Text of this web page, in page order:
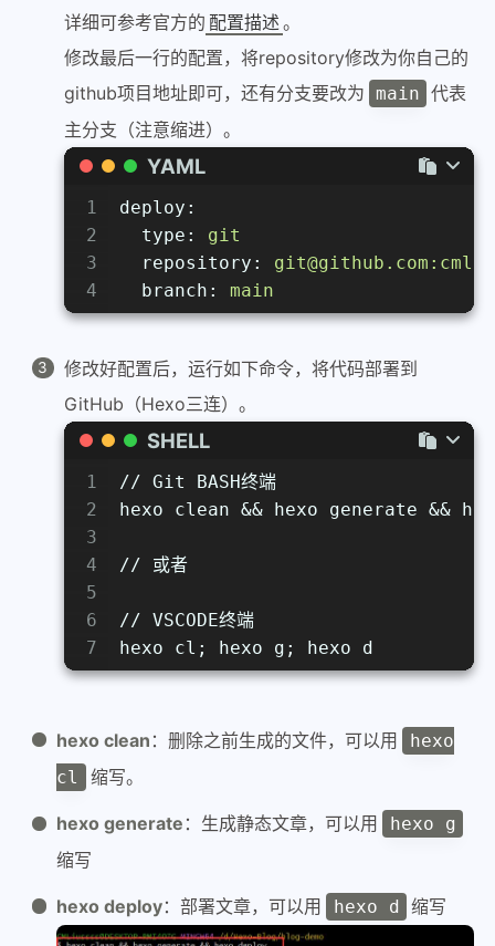
详细可参考官方的 配置描述 。
修改最后一行的配置，将repository修改为你自己的
github项目地址即可，还有分支要改为
main 代表
主分支（注意缩进）。
YAML
1
2
3
4
deploy:
type:
git
repository:
branch:
main
修改好配置后，运行如下命令，将代码部署到
GitHub（Hexo三连）。
SHELL
1
2
3
4
5
6
7
// Git BASH终端
hexo clean && hexo generate &&
// 或者
// VSCODE终端
hexo cl; hexo g; hexo d
hexo clean ：删除之前生成的文件，可以用
hexo
cl
缩写。
hexo generate ：生成静态文章，可以用 hexo g
缩写
hexo deploy：部署文章，可以用 hexo d 缩写